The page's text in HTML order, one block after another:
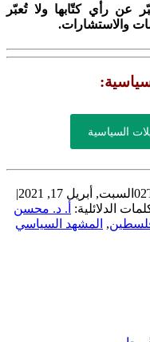
عن رأي كتّابها ولا تُعبّر
والاستشارات.
السياسية
السبت, أبريل 17, 2021
|
الدلائلية: أ. د. محسن
, المشهد السياسي